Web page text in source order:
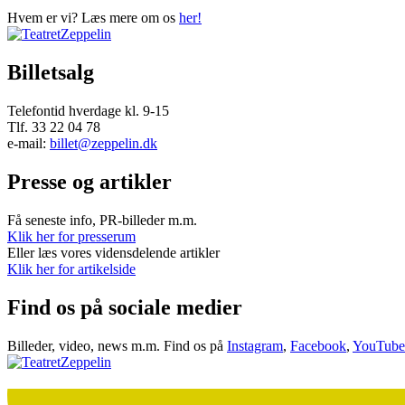
Hvem er vi? Læs mere om os her!
Billetsalg
Telefontid hverdage kl. 9-15
Tlf. 33 22 04 78
e-mail: billet@zeppelin.dk
Presse og artikler
Få seneste info, PR-billeder m.m.
Klik her for presserum
Eller læs vores vidensdelende artikler
Klik her for artikelside
Find os på sociale medier
Billeder, video, news m.m. Find os på Instagram, Facebook, YouTube